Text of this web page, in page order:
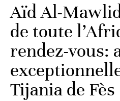
Aïd Al-
de toute
rendez-vous:
Tijania de Fès